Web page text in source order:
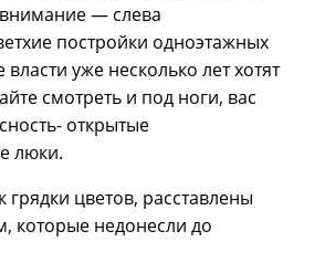
— слева
постройки одноэтажных
уже несколько лет хотят
смотреть и под ноги, вас
открытые
люки.
грядки цветов, расставлены
которые недонесли до